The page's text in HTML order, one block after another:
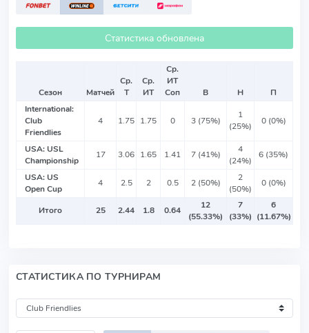
Статистика обновлена
Сезон Матчей
Ср.
Т
Ср.
ИТ
Ср.
ИТ
Соп
В Н
П
International:
Club
Friendlies
4 1.75 1.75 0 3 (75%)
1
(25%)
0 (0%)
USA: USL
Championship
17 3.06 1.65 1.41 7 (41%)
4
(24%)
6 (35%)
USA: US
Open Cup
4 2.5 2 0.5 2 (50%)
2
(50%)
0 (0%)
Итого 25 2.44 1.8 0.64
12
(55.33%)
7
(33%)
6
(11.67%)
СТАТИСТИКА ПО ТУРНИРАМ